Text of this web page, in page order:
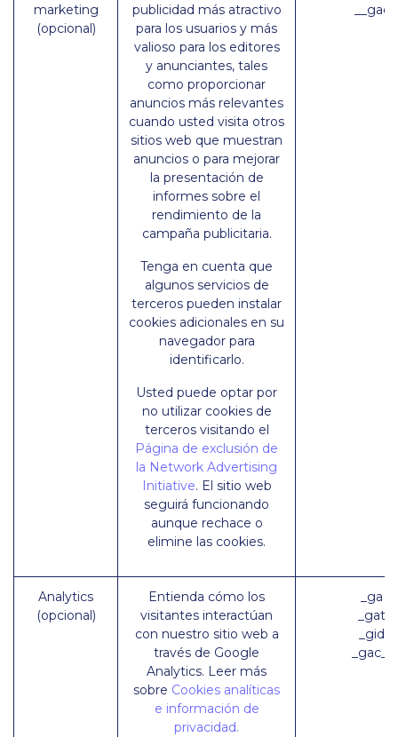
marketing
(opcional)
publicidad más atractivo
para los usuarios y más
valioso para los editores
y anunciantes, tales
como proporcionar
anuncios más relevantes
cuando usted visita otros
sitios web que muestran
anuncios o para mejorar
la presentación de
informes sobre el
rendimiento de la
campaña publicitaria.
Tenga en cuenta que
algunos servicios de
terceros pueden instalar
cookies adicionales en su
navegador para
identificarlo.
Usted puede optar por
no utilizar cookies de
terceros visitando el
Página de exclusión de
la Network Advertising
Initiative. El sitio web
seguirá funcionando
aunque rechace o
elimine las cookies.
Analytics
(opcional)
Entienda cómo los
visitantes interactúan
con nuestro sitio web a
través de Google
Analytics. Leer más
sobre Cookies analíticas
e información de
privacidad.
_ga
_gat
_gid